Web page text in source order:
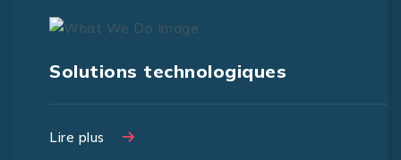
Solutions technologiques
Lire plus